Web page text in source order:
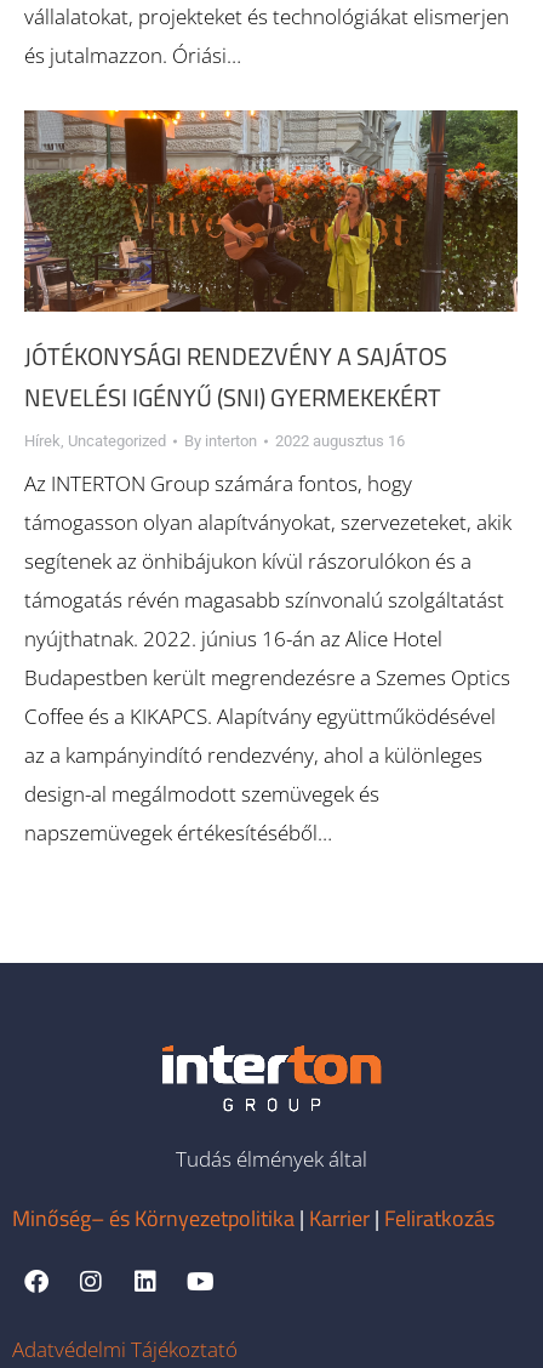
vállalatokat, projekteket és technológiákat elismerjen
és jutalmazzon. Óriási…
JÓTÉKONYSÁGI RENDEZVÉNY A SAJÁTOS
NEVELÉSI IGÉNYŰ (SNI) GYERMEKEKÉRT
Hírek Uncategorized By interton 2022 augusztus 16
Az INTERTON Group számára fontos, hogy
támogasson olyan alapítványokat, szervezeteket, akik
segítenek az önhibájukon kívül rászorulókon és a
támogatás révén magasabb színvonalú szolgáltatást
nyújthatnak. 2022. június 16-án az Alice Hotel
Budapestben került megrendezésre a Szemes Optics
Coffee és a KIKAPCS. Alapítvány együttműködésével
az a kampányindító rendezvény, ahol a különleges
design-al megálmodott szemüvegek és
napszemüvegek értékesítéséből…
Tudás élmények által
Minőség– és Környezetpolitika| Karrier| Feliratkozás
Adatvédelmi Tájékoztató